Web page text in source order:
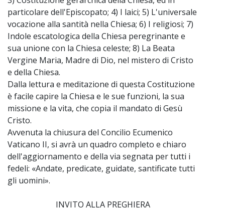
particolare dell'Episcopato; 4) I laici; 5) L'universale
vocazione alla santità nella Chiesa; 6) I religiosi; 7)
Indole escatologica della Chiesa peregrinante e
sua unione con la Chiesa celeste; 8) La Beata
Vergine Maria, Madre di Dio, nel mistero di Cristo
e della Chiesa.
Dalla lettura e meditazione di questa Costituzione
è facile capire la Chiesa e le sue funzioni, la sua
missione e la vita, che copia il mandato di Gesù
Cristo.
Avvenuta la chiusura del Concilio Ecumenico
Vaticano II, si avrà un quadro completo e chiaro
dell'aggiornamento e della via segnata per tutti i
fedeli: «Andate, predicate, guidate, santificate tutti
gli uomini».
INVITO ALLA PREGHIERA